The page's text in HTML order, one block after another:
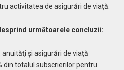
activitatea de asigurări de viață.
următoarele concluzii:
anuităţi şi asigurări de viaţă
din totalul subscrierilor pentru